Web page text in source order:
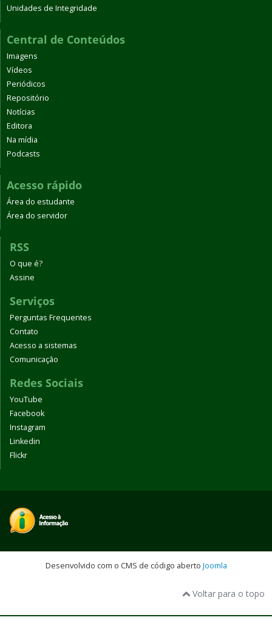
Unidades de Integridade
Central de Conteúdos
Imagens
Vídeos
Periódicos
Repositório
Notícias
Editora
Na mídia
Podcasts
Acesso rápido
Área do estudante
Área do servidor
RSS
O que é?
Assine
Serviços
Perguntas Frequentes
Contato
Acesso a sistemas
Comunicação
Redes Sociais
YouTube
Facebook
Instagram
Linkedin
Flickr
Desenvolvido com o CMS de código aberto Joomla
Voltar para o topo